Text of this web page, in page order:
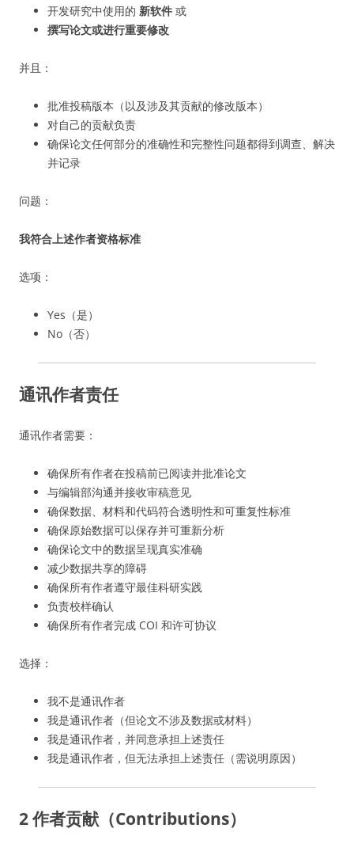
开发研究中使用的 新软件 或
撰写论文或进行重要修改
并且：
批准投稿版本（以及涉及其贡献的修改版本）
对自己的贡献负责
确保论文任何部分的准确性和完整性问题都得到调查、解决
并记录
问题：
我符合上述作者资格标准
选项：
Yes（是）
No（否）
通讯作者责任
通讯作者需要：
确保所有作者在投稿前已阅读并批准论文
与编辑部沟通并接收审稿意见
确保数据、材料和代码符合透明性和可重复性标准
确保原始数据可以保存并可重新分析
确保论文中的数据呈现真实准确
减少数据共享的障碍
确保所有作者遵守最佳科研实践
负责校样确认
确保所有作者完成 COI 和许可协议
选择：
我不是通讯作者
我是通讯作者（但论文不涉及数据或材料）
我是通讯作者，并同意承担上述责任
我是通讯作者，但无法承担上述责任（需说明原因）
2 作者贡献（Contributions）